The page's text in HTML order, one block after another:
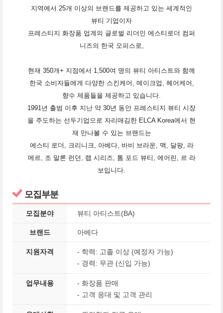
지역에서 25개 이상의 브랜드를 제공하고 있는 세계적인
뷰티 기업이자
프레스티지 화장품 업계의 글로벌 리더인 에스티로더 컴퍼
니즈의 한국 오피스로,
현재 350개+ 지점에서 1,500여 명의 뷰티 아티스트와 함께
한국 소비자들에게 다양한 스킨케어, 메이크업, 헤어케어,
향수 제품들을 제공하고 있습니다.
1991년 출범 이후 지난 약 30년 동안 프레스티지 뷰티 시장
을 주도하는 선두기업으로 자리매김한 ELCA Korea에서 현
재 만나볼 수 있는 브랜드는
에스티 로더, 크리니크, 아베다, 바비 브라운, 맥, 달팡, 라
메르, 조 말론 런던, 랩 시리즈, 톰 포드 뷰티, 에어린, 르 라
보입니다.
모집부분
모집분야 뷰티 아티스트(BA)
브랜드 아베다
지원자격
- 학력: 고졸 이상 (예정자 가능)
- 경력: 무관 (신입 가능)
업무내용
- 화장품 판매
- 고객 응대 및 고객 관리